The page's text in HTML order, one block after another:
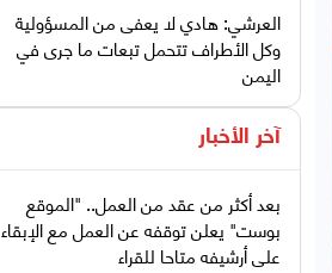
العرشي: هادي لا يعفى من المسؤولية
وكل الأطراف تتحمل تبعات ما جرى في
اليمن
آخر الأخبار
بعد أكثر من عقد من العمل.. "الموقع
بوست" يعلن توقفه عن العمل مع الإبقاء
على أرشيفه متاحا للقراء